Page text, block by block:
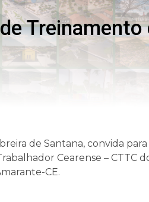
de Santana, convida
Cearense – CTTC
CE.